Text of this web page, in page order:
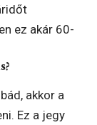
ez akár 60-
akkor a
Ez a jegy